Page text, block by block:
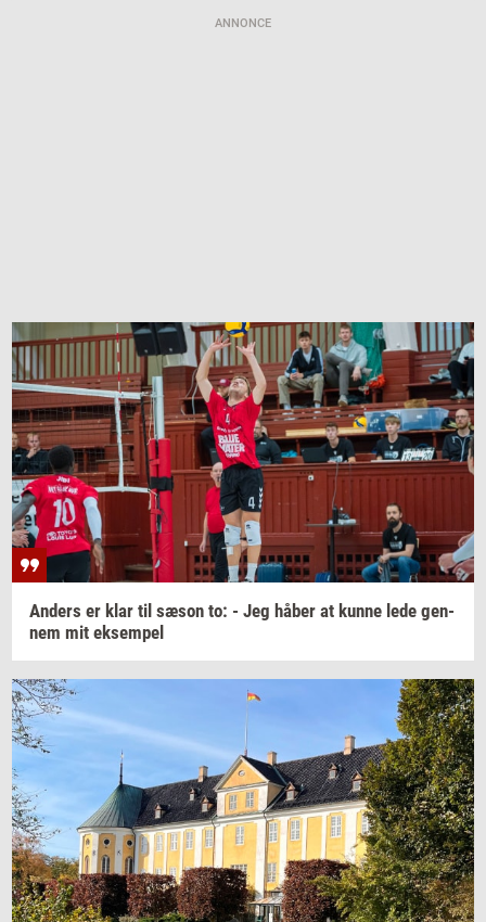
ANNONCE
An­ders er klar til sæson to: - Jeg håber at kunne lede gen­
nem mit ek­sem­pel